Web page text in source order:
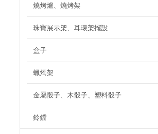
燒烤爐、燒烤架
珠寶展示架、耳環架擺設
盒子
蠟燭架
金屬骰子、木骰子、塑料骰子
鈴鐺